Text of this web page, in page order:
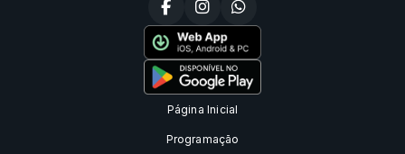
Página Inicial
Programação